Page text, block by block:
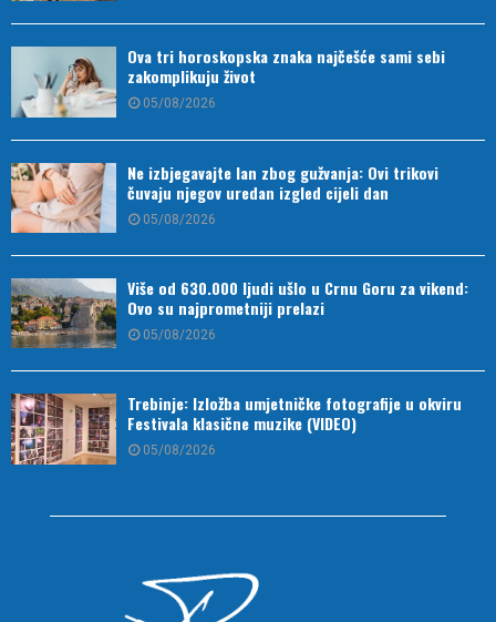
Ova tri horoskopska znaka najčešće sami sebi
zakomplikuju život
05/08/2026
Ne izbjegavajte lan zbog gužvanja: Ovi trikovi
čuvaju njegov uredan izgled cijeli dan
05/08/2026
Više od 630.000 ljudi ušlo u Crnu Goru za vikend:
Ovo su najprometniji prelazi
05/08/2026
Trebinje: Izložba umjetničke fotografije u okviru
Festivala klasične muzike (VIDEO)
05/08/2026